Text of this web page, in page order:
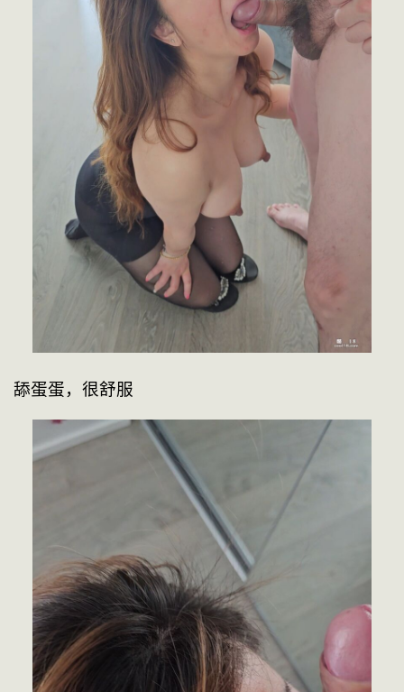
舔蛋蛋，很舒服